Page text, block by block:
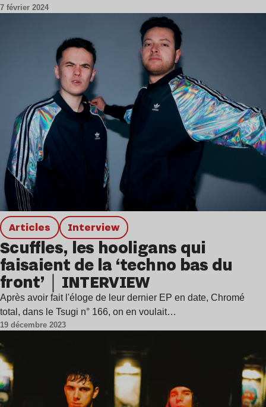
7 février 2024
Articles interview
Scuffles, les hooligans qui
faisaient de la ‘techno bas du
front’｜INTERVIEW
Après avoir fait l'éloge de leur dernier EP en date, Chromé
total, dans le Tsugi n° 166, on en voulait…
19 décembre 2023